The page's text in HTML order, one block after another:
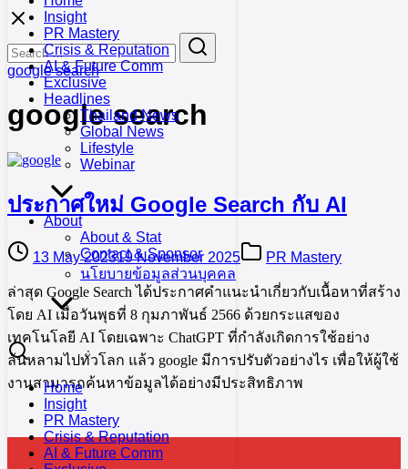
Skip
content
Insight
PR Mastery
Crisis & Reputation
AI & Future Comm
Exclusive
Headlines
Thailand News
Global News
Lifestyle
Webinar
About
About & Stat
Contact & Sponsor
นโยบายข้อมูลส่วนบุคคล
Home
Insight
PR Mastery
Crisis & Reputation
AI & Future Comm
Search
for:
google search
google search
ประกาศใหม่ Google Search กับ AI
13 May 202319 November 2025 PR Mastery
ล่าสุด Google Search ได้ประกาศคำแนะนำเกี่ยวกับเนื้อหาที่สร้าง
โดย AI เมื่อวันพุธที่ 8 กุมภาพันธ์ 2566 ด้วยกระแสของ
เทคโนโลยี AI โดยเฉพาะ ChatGPT ที่กำลังเกิดการใช้อย่าง
ล้นหลามไปทั่วโลก แล้ว google มีการปรับตัวอย่างไร เพื่อให้ผู้ใช้
งานสามารถค้นหาข้อมูลได้อย่างมีประสิทธิภาพ